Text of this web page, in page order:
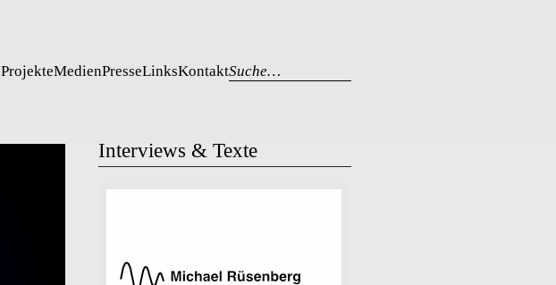
ProjekteMedienPresseLinksKontaktSuche…
Interviews & Texte